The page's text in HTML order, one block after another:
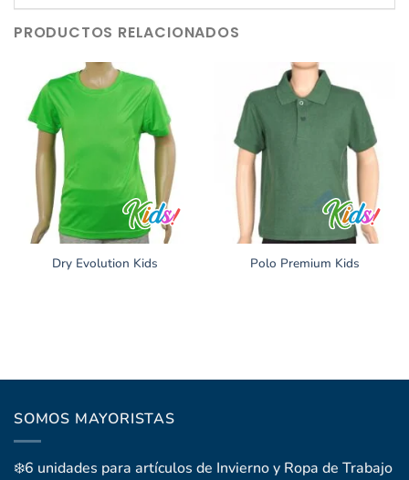
PRODUCTOS RELACIONADOS
Dry Evolution Kids Polo Premium Kids
SOMOS MAYORISTAS
❄️6 unidades para artículos de Invierno y Ropa de Trabajo